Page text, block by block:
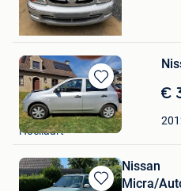
Khawla Chikha
Kortrijk
Bewaren
in
Mijn
Favorieten
€
ME1962
Hoeilaart
Nissan
Micra/